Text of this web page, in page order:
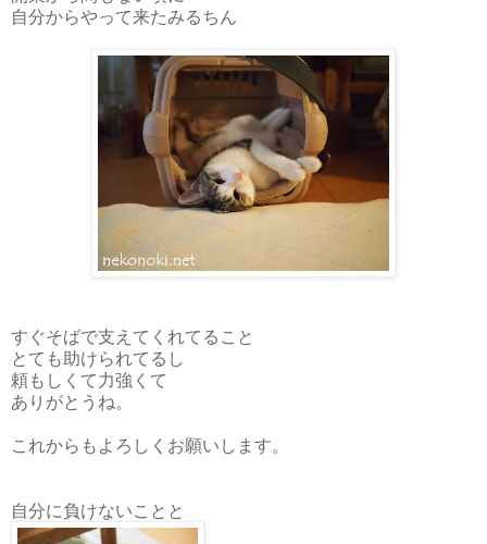
自分からやって来たみるちん
すぐそばで支えてくれてること
とても助けられてるし
頼もしくて力強くて
ありがとうね。
これからもよろしくお願いします。
自分に負けないことと